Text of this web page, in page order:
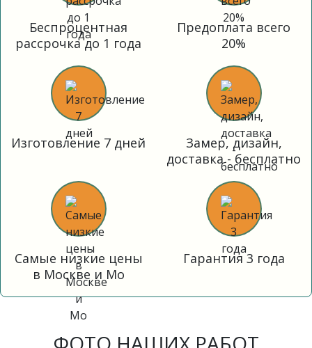
Беспроцентная
рассрочка до 1 года
Предоплата всего
20%
Изготовление 7 дней
Замер, дизайн,
доставка - бесплатно
Самые низкие цены
в Москве и Мо
Гарантия 3 года